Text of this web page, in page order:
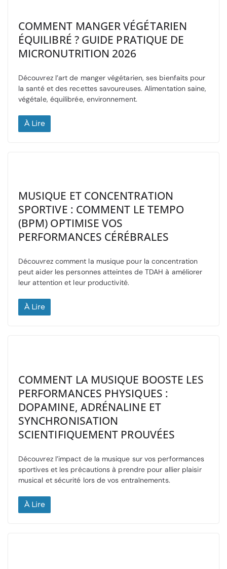
COMMENT MANGER VÉGÉTARIEN
ÉQUILIBRÉ ? GUIDE PRATIQUE DE
MICRONUTRITION 2026
Découvrez l’art de manger végétarien, ses bienfaits pour
la santé et des recettes savoureuses. Alimentation saine,
végétale, équilibrée, environnement.
À Lire
MUSIQUE ET CONCENTRATION
SPORTIVE : COMMENT LE TEMPO
(BPM) OPTIMISE VOS
PERFORMANCES CÉRÉBRALES
Découvrez comment la musique pour la concentration
peut aider les personnes atteintes de TDAH à améliorer
leur attention et leur productivité.
À Lire
COMMENT LA MUSIQUE BOOSTE LES
PERFORMANCES PHYSIQUES :
DOPAMINE, ADRÉNALINE ET
SYNCHRONISATION
SCIENTIFIQUEMENT PROUVÉES
Découvrez l’impact de la musique sur vos performances
sportives et les précautions à prendre pour allier plaisir
musical et sécurité lors de vos entraînements.
À Lire